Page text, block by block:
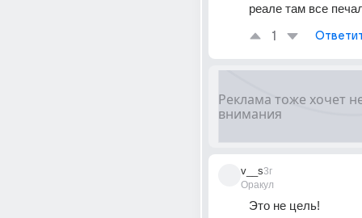
реале там все
1
v__s
Оракул
3г
Это не цель!